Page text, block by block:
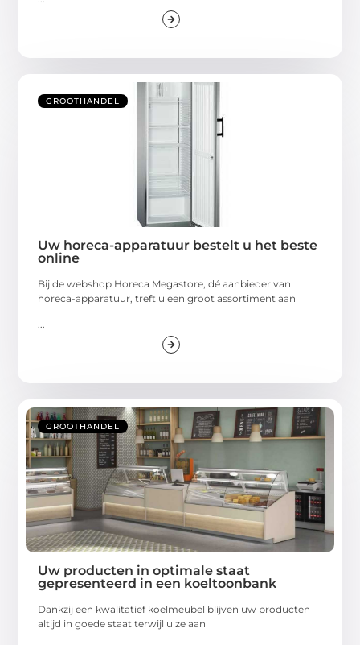
GROOTHANDEL
Uw horeca-apparatuur bestelt u het beste
online
Bij de webshop Horeca Megastore, dé aanbieder van
horeca-apparatuur, treft u een groot assortiment aan
GROOTHANDEL
Uw producten in optimale staat
gepresenteerd in een koeltoonbank
Dankzij een kwalitatief koelmeubel blijven uw producten
altijd in goede staat terwijl u ze aan